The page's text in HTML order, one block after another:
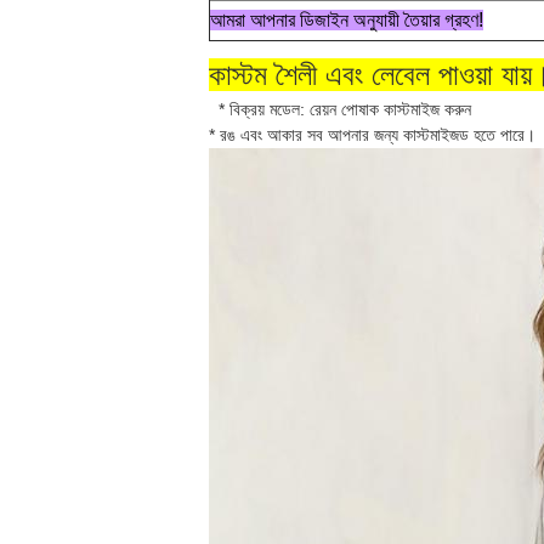
আমরা আপনার ডিজাইন অনুযায়ী তৈয়ার গ্রহণ!
কাস্টম শৈলী এবং লেবেল পাওয়া
* বিক্রয় মডেল: রেয়ন পোষাক কাস্টমাইজ করুন
* রঙ এবং আকার সব আপনার জন্য কাস্টমাইজড হতে পারে।